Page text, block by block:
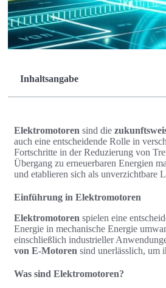
Inhaltsangabe
Elektromotoren sind die
auch eine entscheidende Rolle in
Fortschritte in der Reduzierung von
Übergang zu erneuerbaren Energien
und etablieren sich als unverzichtbare
Einführung in Elektromotoren
Elektromotoren spielen eine
Energie in mechanische Energie
einschließlich industrieller
von E-Motoren sind unerlässlich, um
Was sind Elektromotoren?